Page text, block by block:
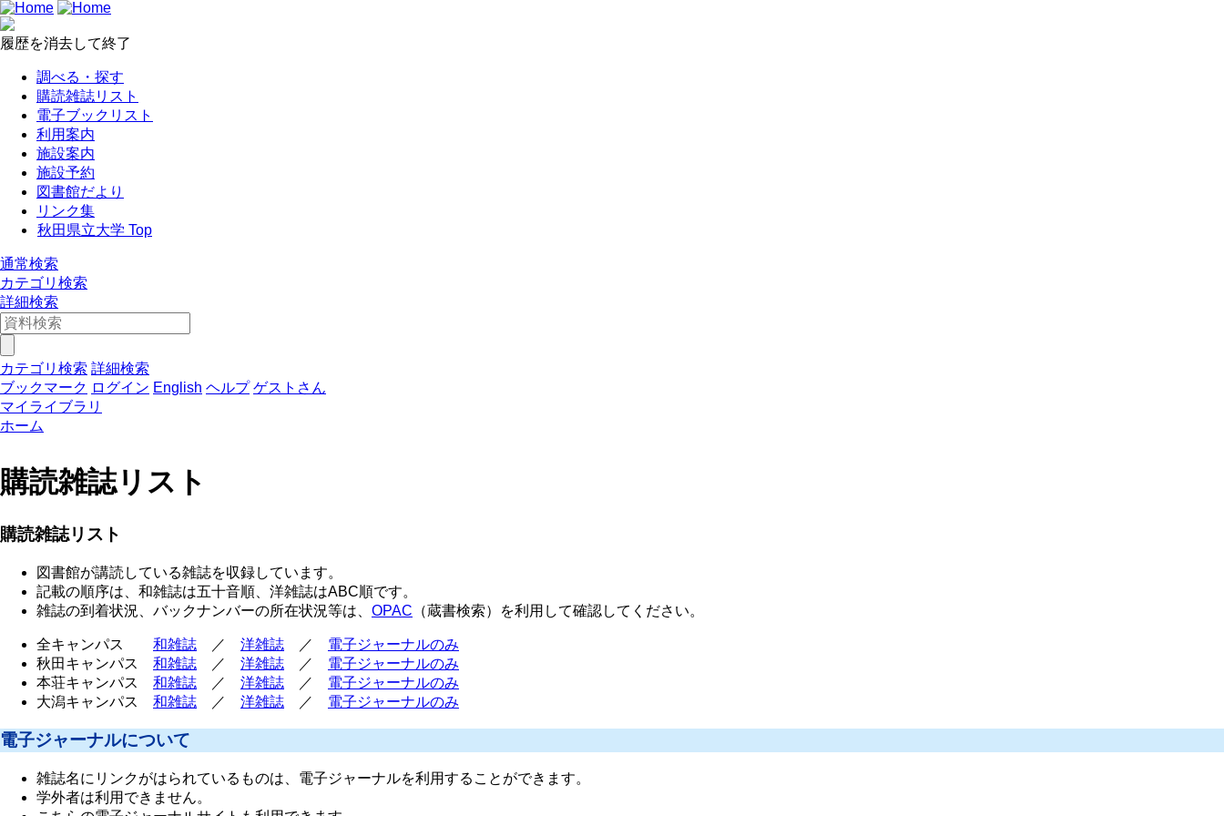
履歴を消去して終了
調べる・探す
購読雑誌リスト
電子ブックリスト
利用案内
施設案内
施設予約
図書館だより
リンク集
秋田県立大学 Top
通常検索
カテゴリ検索
詳細検索
カテゴリ検索 詳細検索
ブックマーク ログイン English ヘルプ ゲストさん
マイライブラリ
ホーム
購読雑誌リスト
購読雑誌リスト
図書館が講読している雑誌を収録しています。
記載の順序は、和雑誌は五十音順、洋雑誌はABC順です。
雑誌の到着状況、バックナンバーの所在状況等は、 OPAC （蔵書検索）を利用して確認してください。
全キャンパス 和雑誌 ／ 洋雑誌 ／ 電子ジャーナルのみ
秋田キャンパス 和雑誌 ／ 洋雑誌 ／ 電子ジャーナルのみ
本荘キャンパス 和雑誌 ／ 洋雑誌 ／ 電子ジャーナルのみ
大潟キャンパス 和雑誌 ／ 洋雑誌 ／ 電子ジャーナルのみ
電子ジャーナルについて
雑誌名にリンクがはられているものは、電子ジャーナルを利用することができます。
学外者は利用できません。